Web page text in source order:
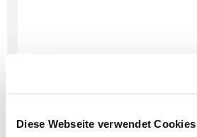
Diese Webseite verwendet Cookies